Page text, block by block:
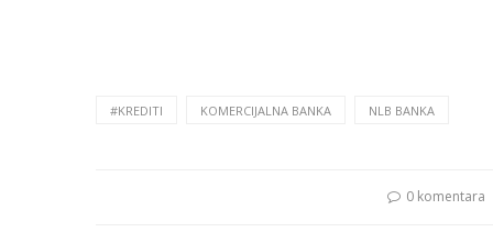
#KREDITI KOMERCIJALNA BANKA NLB BANKA
0 komentara